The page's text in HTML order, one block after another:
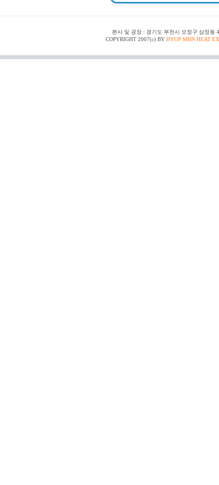
본사 및 공장 : 경기도 부천시 오정구 삼정
COPYRIGHT 2007(c) BY HYUP SHIN HEAT